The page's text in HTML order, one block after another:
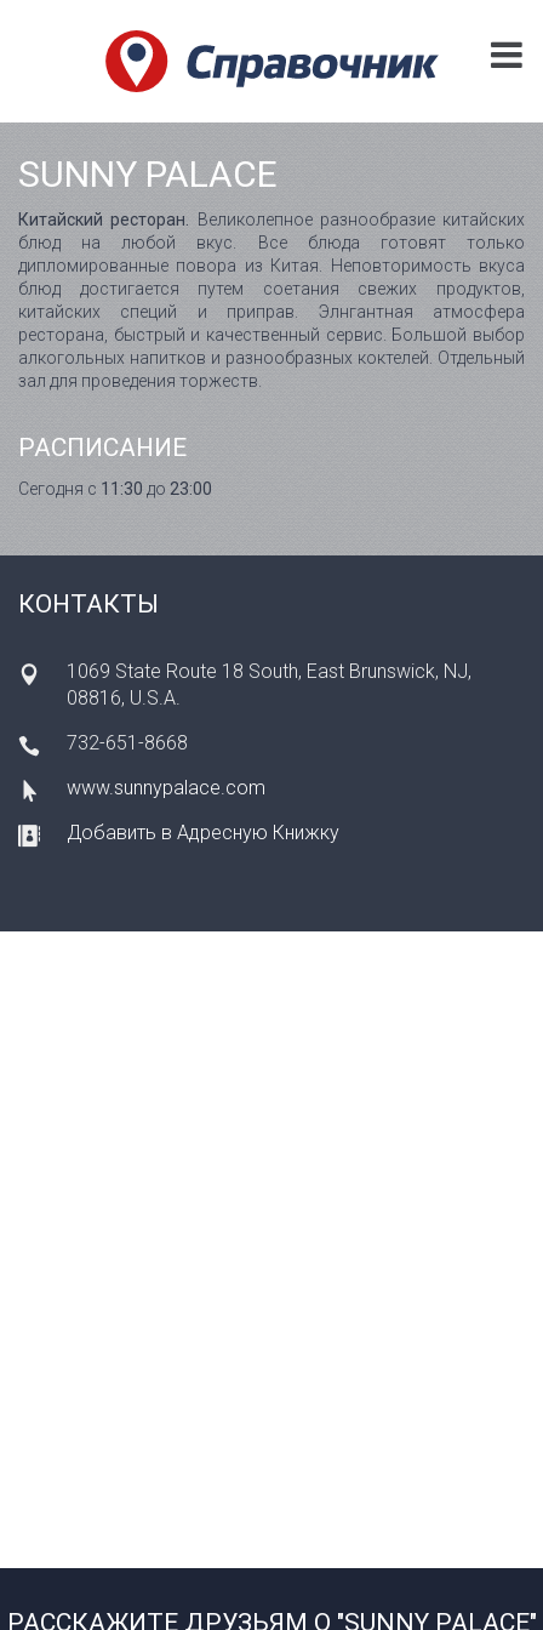
SUNNY PALACE
Китайский ресторан.
Великолепное разнообразие китайских
блюд на любой вкус. Все блюда готовят только
дипломированные повора из Китая. Неповторимость вкуса
блюд достигается путем соетания свежих продуктов,
китайских специй и приправ. Элнгантная атмосфера
ресторана, быстрый и качественный сервис. Большой выбор
алкогольных напитков и разнообразных коктелей. Отдельный
зал для проведения торжеств.
РАСПИСАНИЕ
Сегодня с 11:30 до 23:00
КОНТАКТЫ
1069 State Route 18 South, East Brunswick, NJ,
08816, U.S.A.
732-651-8668
www.sunnypalace.com
Добавить в Адресную Книжку
РАССКАЖИТЕ ДРУЗЬЯМ О "SUNNY PALACE"